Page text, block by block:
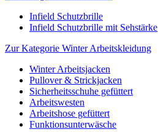
Infield Schutzbrille
Infield Schutzbrille mit Sehstärke
Zur Kategorie Winter Arbeitskleidung
Winter Arbeitsjacken
Pullover & Strickjacken
Sicherheitsschuhe gefüttert
Arbeitswesten
Arbeitshose gefüttert
Funktionsunterwäsche